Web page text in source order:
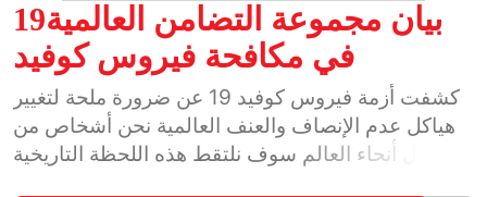
19بيان مجموعة التضامن العالمية
في مكافحة فيروس كوفيد
كشفت أزمة فيروس كوفيد 19 عن ضرورة ملحة لتغيير
هياكل عدم الإنصاف والعنف العالمية نحن أشخاص من
كل أنحاء العالم سوف نلتقط هذه اللحظة التاريخية